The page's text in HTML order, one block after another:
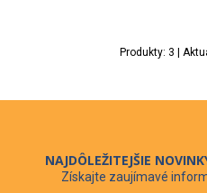
Produkty: 3 |
NAJDÔLEŽITEJŠIE
Získajte zaujímavé